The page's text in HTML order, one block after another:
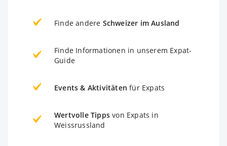
Finde andere Schweizer im Ausland
Finde Informationen in unserem Expat-
Guide
Events & Aktivitäten für Expats
Wertvolle Tipps von Expats in
Weissrussland